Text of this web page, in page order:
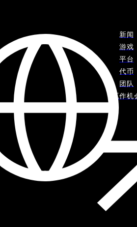
新闻
游戏
平台
代币
团队
工作机